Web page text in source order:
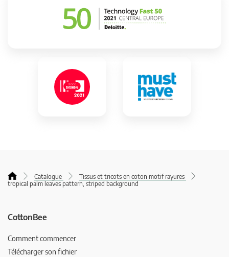
Catalogue
Tissus et tricots en coton motif rayures
tropical palm leaves pattern, striped background
CottonBee
Comment commencer
Télécharger son fichier